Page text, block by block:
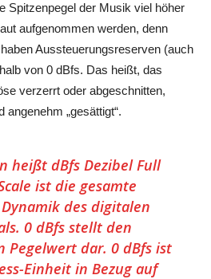
Spitzenpegel der Musik viel höher
aufgenommen werden, denn
Aussteuerungsreserven (auch
von 0 dBfs. Das heißt, das
verzerrt oder abgeschnitten,
angenehm „gesättigt“.
heißt dBfs Dezibel Full
ist die gesamte
des digitalen
0 dBfs stellt den
Pegelwert dar. 0 dBfs ist
Einheit in Bezug auf